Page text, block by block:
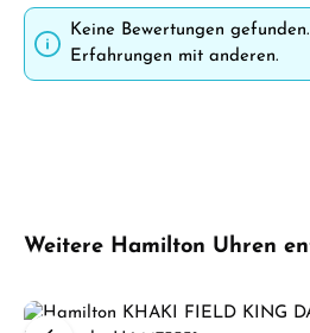
Keine Bewertungen
Erfahrungen mit anderen.
Produktgalerie überspringen
Weitere Hamilton Uhren